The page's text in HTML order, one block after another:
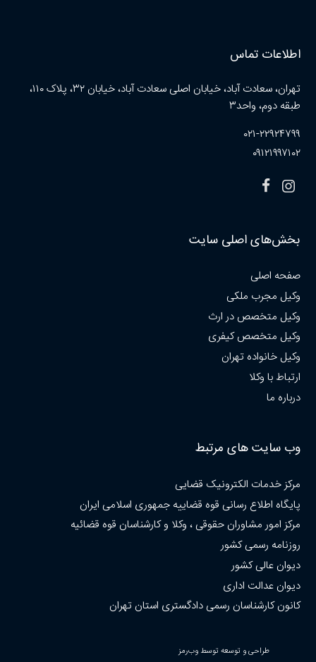
اطلاعات تماس
تهران، سعادت آباد، خیابان اصلی سعادت آباد، خیابان ۳۲، پلاک ۱۱۰،
طبقه دوم، واحد۳
۰۲۱-۲۲۹۲۴۷۹۹
۰۹۱۲۱۹۹۷۱۰۲
بخش‌های اصلی سایت
صفحه اصلی
وکیل مجرب ملکی
وکیل متخصص در ارث
وکیل متخصص کیفری
وکیل خانواده تهران
ارتباط با وکلا
درباره ما
وب سایت های مرتبط
مرکز خدمات الکترونیک قضایی
پایگاه اطلاع رسانی قوه قضاییه جمهوری اسلامی ایران
مرکز امور مشاوران حقوقی ، وکلا و کارشناسان قوه قضائیه
روزنامه رسمی کشور
دیوان عالی کشور
دیوان عدالت اداری
کانون کارشناسان رسمی دادگستری استان تهران
طراحی و توسعه توسط وب‌رمز